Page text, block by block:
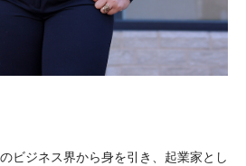
ビジネス界から身を引き、起業家とし